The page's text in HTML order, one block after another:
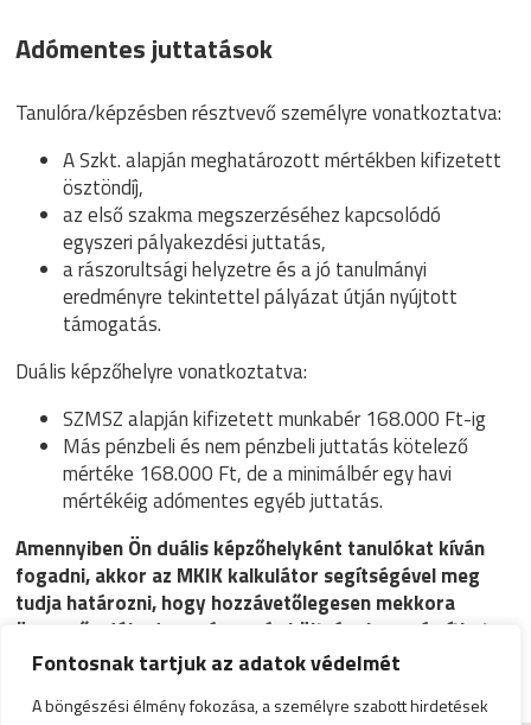
Fontosnak tartjuk az adatok védelmét
A böngészési élmény fokozása, a személyre szabott hirdetések
Adómentes juttatások
Tanulóra/képzésben résztvevő személyre vonatkoztatva:
A Szkt. alapján meghatározott mértékben kifizetett
ösztöndíj,
az első szakma megszerzéséhez kapcsolódó
egyszeri pályakezdési juttatás,
a rászorultsági helyzetre és a jó tanulmányi
eredményre tekintettel pályázat útján nyújtott
támogatás.
Duális képzőhelyre vonatkoztatva:
SZMSZ alapján kifizetett munkabér 168.000 Ft-ig
Más pénzbeli és nem pénzbeli juttatás kötelező
mértéke 168.000 Ft, de a minimálbér egy havi
mértékéig adómentes egyéb juttatás.
Amennyiben Ön duális képzőhelyként tanulókat kíván
fogadni, akkor az MKIK kalkulátor segítségével meg
tudja határozni, hogy hozzávetőlegesen mekkora
összegű adókedvezményre és költségekre számíthat az
Ön által kiválasztott hónapban vagy akár több hónapot
felölelő időszakban.